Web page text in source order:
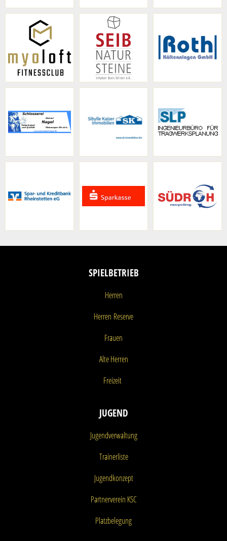
SPIELBETRIEB
Herren
Herren Reserve
Frauen
Alte Herren
Freizeit
JUGEND
Jugendverwaltung
Trainerliste
Jugendkonzept
Partnerverein KSC
Platzbelegung